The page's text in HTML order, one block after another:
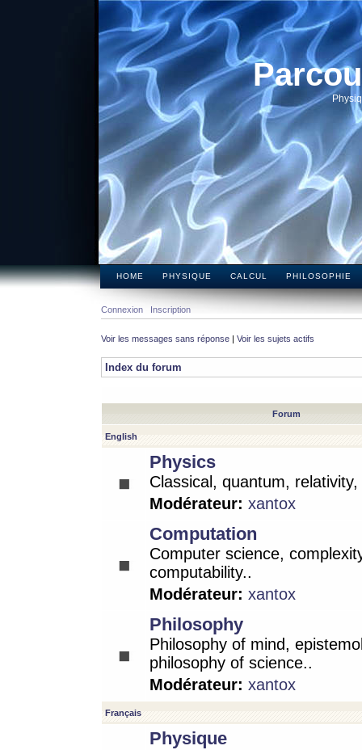
HOME PHYSIQUE CALCUL PHILOSOPHIE
Connexion Inscription
Voir les messages sans réponse | Voir les sujets actifs
Index du forum
Forum
English
Physics
Classical, quantum,
Modérateur: xantox
Computation
Computer science,
computability..
Modérateur: xantox
Philosophy
Philosophy of mind,
philosophy of science..
Modérateur: xantox
Français
Physique